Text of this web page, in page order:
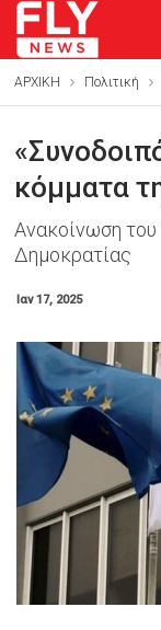
ΑΡΧΙΚΗ Πολιτική
κόμματα
Ανακοίνωση
Δημοκρατίας
Ιαν 17, 2025